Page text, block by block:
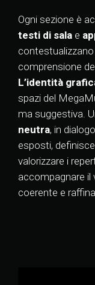
Ogni sezione è
testi di sala e
comprensione
L’identità
spazi del
ma suggestiva.
neutra, in
esposti,
valorizzare i
accompagnare il
coerente e